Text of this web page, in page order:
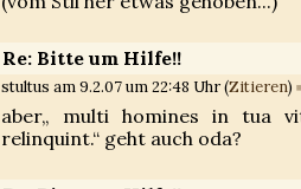
Re: Bitte um Hilfe!!
stultus am 9.2.07 um 22:48 Uhr (Zitieren)
aber„ multi homines in tua
relinquint.“ geht auch oda?